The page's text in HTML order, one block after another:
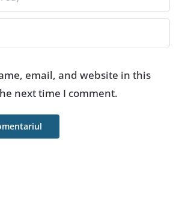
email, and website in this
next time I comment.